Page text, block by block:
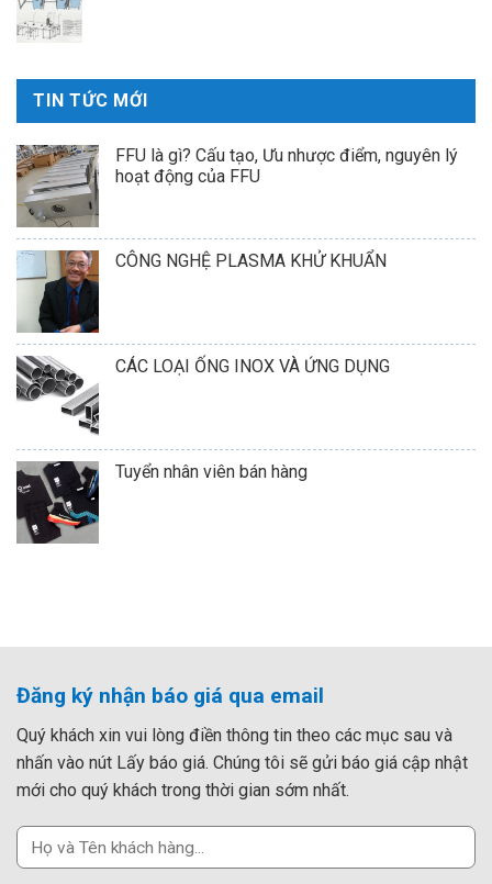
TIN TỨC MỚI
FFU là gì? Cấu tạo, Ưu nhược điểm, nguyên lý
hoạt động của FFU
CÔNG NGHỆ PLASMA KHỬ KHUẨN
CÁC LOẠI ỐNG INOX VÀ ỨNG DỤNG
Tuyển nhân viên bán hàng
Đăng ký nhận báo giá qua email
Quý khách xin vui lòng điền thông tin theo các mục sau và
nhấn vào nút Lấy báo giá. Chúng tôi sẽ gửi báo giá cập nhật
mới cho quý khách trong thời gian sớm nhất.